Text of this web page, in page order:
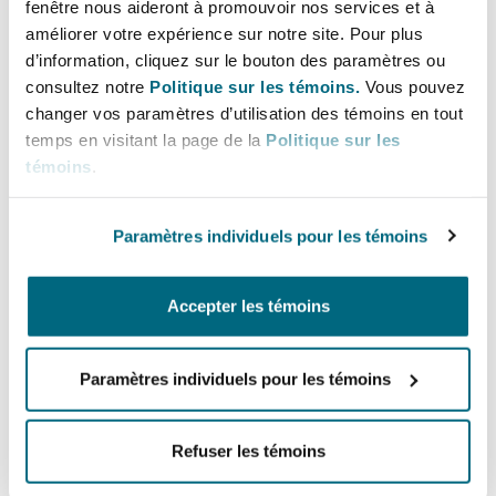
fenêtre nous aideront à promouvoir nos services et à
améliorer votre expérience sur notre site. Pour plus
d’information, cliquez sur le bouton des paramètres ou
consultez notre Politique sur les témoins. Vous pouvez
changer vos paramètres d’utilisation des témoins en tout
temps en visitant la page de la Politique sur les
témoins
Paramètres individuels pour les témoins
Accepter les témoins
Paramètres individuels pour les témoins
Refuser les témoins
Entretien, réparation et
Droit aérien commercial
Droit réglementaire
Satellites et espace
Couverture d’assurance
Risques politiques et crédit
produits
Assurance biens
Jersey
County
The St Botolph Building
Bulletins
Lignes directes
+33 1 44 43 88 94
Dilara.Khamitova@clydeco.fr
+33 1 44 43 88 88
Régions couvertes